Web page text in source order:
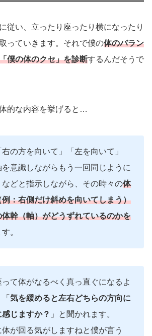
従い、立ったり座ったり横になったり
っていきます。それで僕の体のバラン
僕の体のクセ」を診断するんだそうで
的な内容を挙げると…
の方を向いて」「左を向いて」
を意識しながらもう一回同じように
どと指示しながら、その時々の体
：右側だけ斜めを向いてしまう）
幹（軸）がどうずれているのかを
。
て体がなるべく真っ直ぐになるよ
気を緩めると左右どちらの方向に
じますか？ 」と聞かれます。
が回る気がしますねと僕が言う